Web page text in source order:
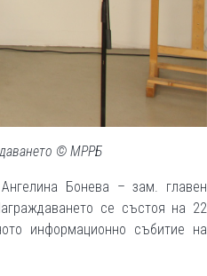
© МРРБ
Бонева – зам. главен
се състоя на 22
информационно събитие на